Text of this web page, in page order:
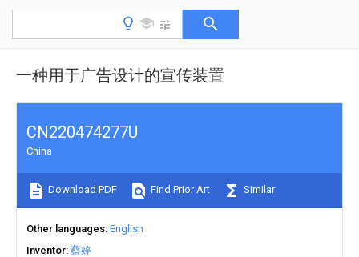
一种用于广告设计的宣传装置
CN220474277U
China
Download PDF Find Prior Art Similar
Other languages English
Inventor 蔡婷